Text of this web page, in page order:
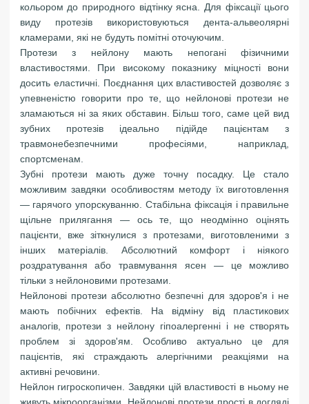
кольором до природного відтінку ясна. Для фіксації цього
виду протезів використовуються дента-альвеолярні
кламерами, які не будуть помітні оточуючим.
Протези з нейлону мають непогані фізичними
властивостями. При високому показнику міцності вони
досить еластичні. Поєднання цих властивостей дозволяє з
упевненістю говорити про те, що нейлонові протези не
зламаються ні за яких обставин. Більш того, саме цей вид
зубних протезів ідеально підійде пацієнтам з
травмонебезпечними професіями, наприклад,
спортсменам.
Зубні протези мають дуже точну посадку. Це стало
можливим завдяки особливостям методу їх виготовлення
— гарячого упорскуванню. Стабільна фіксація і правильне
щільне прилягання — ось те, що неодмінно оцінять
пацієнти, вже зіткнулися з протезами, виготовленими з
інших матеріалів. Абсолютний комфорт і ніякого
роздратування або травмування ясен — це можливо
тільки з нейлоновими протезами.
Нейлонові протези абсолютно безпечні для здоров'я і не
мають побічних ефектів. На відміну від пластикових
аналогів, протези з нейлону гіпоалергенні і не створять
проблем зі здоров'ям. Особливо актуально це для
пацієнтів, які страждають алергічними реакціями на
активні речовини.
Нейлон гигроскопичен. Завдяки цій властивості в ньому не